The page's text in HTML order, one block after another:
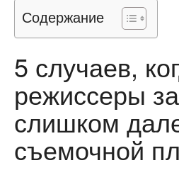
Содержание
5 случаев,
режиссеры
слишком
съемочной